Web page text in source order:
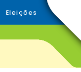
Eleições